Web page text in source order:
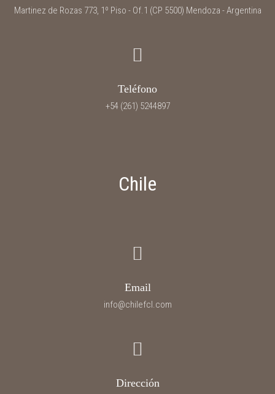
Martinez de Rozas 773, 1º Piso - Of.1 (CP 5500) Mendoza - Argentina
Teléfono
+54 (261) 5244897
Chile
Email
info@chilefcl.com
Dirección